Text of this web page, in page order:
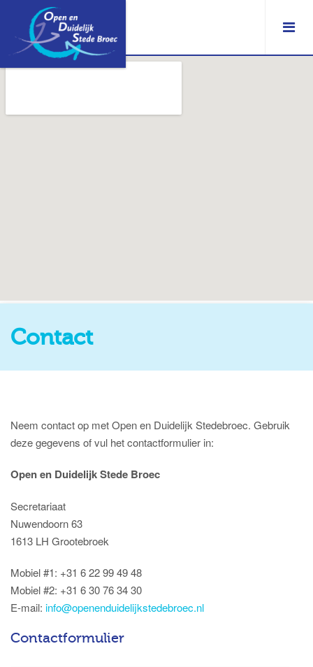
Contact
Neem contact op met Open en Duidelijk Stedebroec. Gebruik
deze gegevens of vul het contactformulier in:
Open en Duidelijk Stede Broec
Secretariaat
Nuwendoorn 63
1613 LH Grootebroek
Mobiel #1: +31 6 22 99 49 48
Mobiel #2: +31 6 30 76 34 30
E-mail: info@openenduidelijkstedebroec.nl
Contactformulier